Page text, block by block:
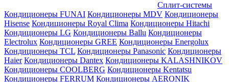
Сплит-системы
Кондиционеры FUNAI Кондиционеры MDV Кондиционеры
Hisense Кондиционеры Royal Clima Кондиционеры Hitachi
Кондиционеры LG Кондиционеры Ballu Кондиционеры
Electrolux Кондиционеры GREE Кондиционеры Energolux
Кондиционеры TCL Кондиционеры Panasonic Кондиционеры
Haier Кондиционеры Dantex Кондиционеры KALASHNIKOV
Кондиционеры СOOLBERG Кондиционеры Kentatsu
Кондиционеры FERRUM Кондиционеры AERONIK